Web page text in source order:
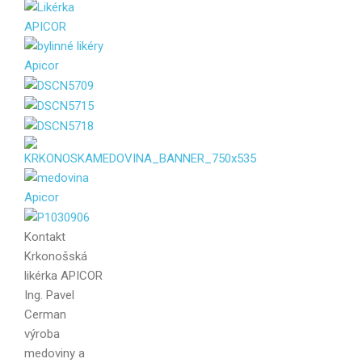
Kontakt
Krkonošská
likérka APICOR
Ing. Pavel
Cerman
výroba
medoviny a
Vaše jméno
Váš e-mail